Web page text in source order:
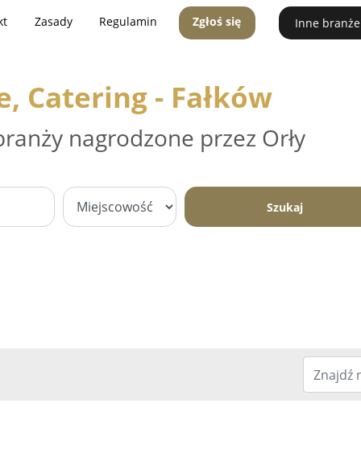
Zasady Regulamin Zgłoś się Inne branże
Catering - Fałków
nagrodzone przez Orły
Szukaj